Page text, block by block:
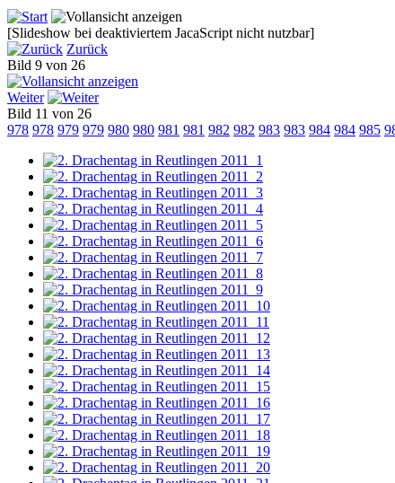
[Slideshow bei deaktiviertem JacaScript nicht nutzbar]
Zurück
Bild 9 von 26
Weiter
Bild 11 von 26
978 978 979 979 980 980 981 981 982 982 983 983 984 984 985